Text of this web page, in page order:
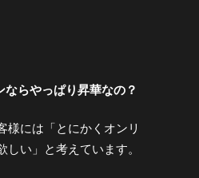
ならやっぱり昇華なの？
様には「とにかくオンリ
い」と考えています。